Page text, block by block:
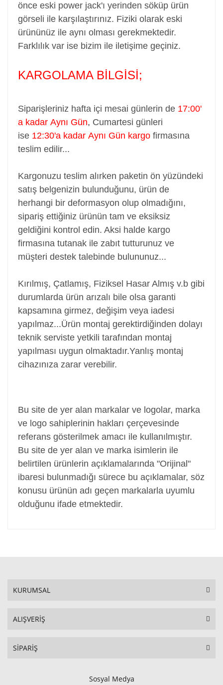
önce eski power jack'ı yerinden söküp ürün
görseli ile karşılaştırınız. Fiziki olarak eski
ürününüz ile aynı olması gerekmektedir.
Farklılık var ise bizim ile iletişime geçiniz.
KARGOLAMA BİLGİSİ;
Siparişleriniz hafta içi mesai günlerin de 17:00'
a kadar Aynı Gün, Cumartesi günleri
ise 12:30'a kadar Aynı Gün kargo firmasına
teslim edilir...
Kargonuzu teslim alırken paketin ön yüzündeki
satış belgenizin bulunduğunu, ürün de
herhangi bir deformasyon olup olmadığını,
sipariş ettiğiniz ürünün tam ve eksiksiz
geldiğini kontrol edin. Aksi halde kargo
firmasına tutanak ile zabıt tutturunuz ve
müşteri destek talebinde bulununuz...
Kırılmış, Çatlamış, Fiziksel Hasar Almış v.b gibi
durumlarda ürün arızalı bile olsa garanti
kapsamına girmez, değişim veya iadesi
yapılmaz...Ürün montaj gerektirdiğinden dolayı
teknik serviste yetkili tarafından montaj
yapılması uygun olmaktadır.Yanlış montaj
cihazınıza zarar verebilir.
Bu site de yer alan markalar ve logolar, marka
ve logo sahiplerinin hakları çerçevesinde
referans gösterilmek amacı ile kullanılmıştır.
Bu site de yer alan ve marka isimlerin ile
belirtilen ürünlerin açıklamalarında "Orijinal"
ibaresi bulunmadığı sürece bu açıklamalar, söz
konusu ürünün adı geçen markalarla uyumlu
olduğunu ifade etmektedir.
KURUMSAL
ALIŞVERİŞ
SİPARİŞ
Sosyal Medya